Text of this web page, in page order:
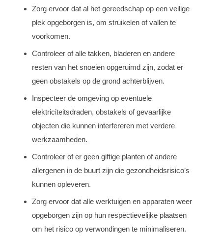
Zorg ervoor dat al het gereedschap op een veilige
plek opgeborgen is, om struikelen of vallen te
voorkomen.
Controleer of alle takken, bladeren en andere
resten van het snoeien opgeruimd zijn, zodat er
geen obstakels op de grond achterblijven.
Inspecteer de omgeving op eventuele
elektriciteitsdraden, obstakels of gevaarlijke
objecten die kunnen interfereren met verdere
werkzaamheden.
Controleer of er geen giftige planten of andere
allergenen in de buurt zijn die gezondheidsrisico’s
kunnen opleveren.
Zorg ervoor dat alle werktuigen en apparaten weer
opgeborgen zijn op hun respectievelijke plaatsen
om het risico op verwondingen te minimaliseren.